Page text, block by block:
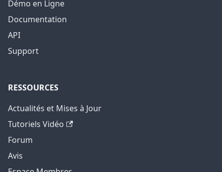
Démo en Ligne
Documentation
API
Support
RESSOURCES
Actualités et Mises à Jour
Tutoriels Vidéo
Forum
Avis